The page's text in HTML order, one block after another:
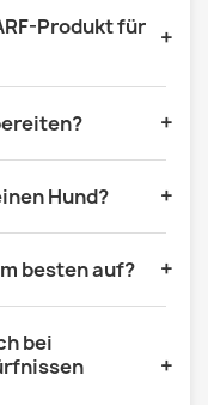
Produkt für +
+
Hund? +
besten auf? +
bei
+